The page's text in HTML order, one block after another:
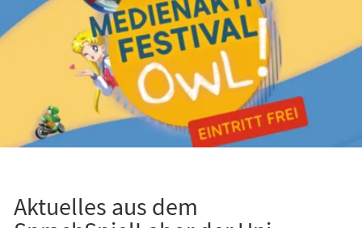
Aktuelles aus dem